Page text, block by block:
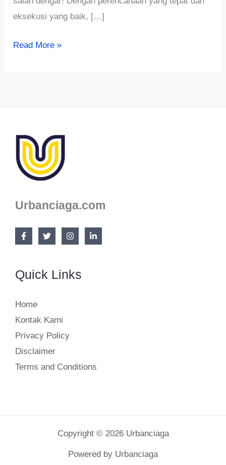
eksekusi yang baik, […]
5
Juta
Cepat
Modal,
Coba!
Read More »
Urbanciaga.com
Quick Links
Home
Kontak Kami
Privacy Policy
Disclaimer
Terms and Conditions
Copyright © 2026 Urbanciaga
Powered by Urbanciaga